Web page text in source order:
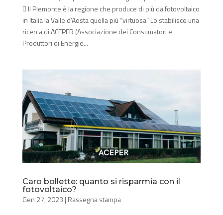
 Il Piemonte è la regione che produce di più da fotovoltaico
in Italia la Valle d’Aosta quella più “virtuosa” Lo stabilisce una
ricerca di ACEPER (Associazione dei Consumatori e
Produttori di Energie...
Caro bollette: quanto si risparmia con il
fotovoltaico?
Gen 27, 2023 | Rassegna stampa